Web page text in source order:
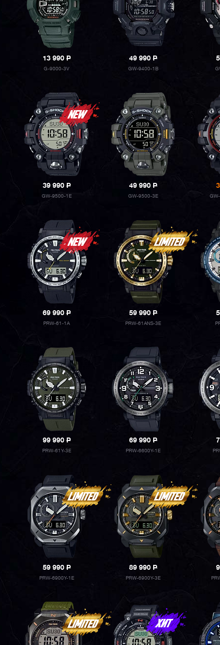
13 990P
G-9000-3V
49 990P
GW-9400-1B
39 990P
GW-9500-1E
49 990P
GW-9500-3E
69 990P
PRW-61-1A
59 990P
PRW-61ANS-3E
99 990P
PRW-61Y-3E
69 990P
PRW-6600Y-1E
59 990P
PRW-6900Y-1E
89 990P
PRW-6900Y-3E